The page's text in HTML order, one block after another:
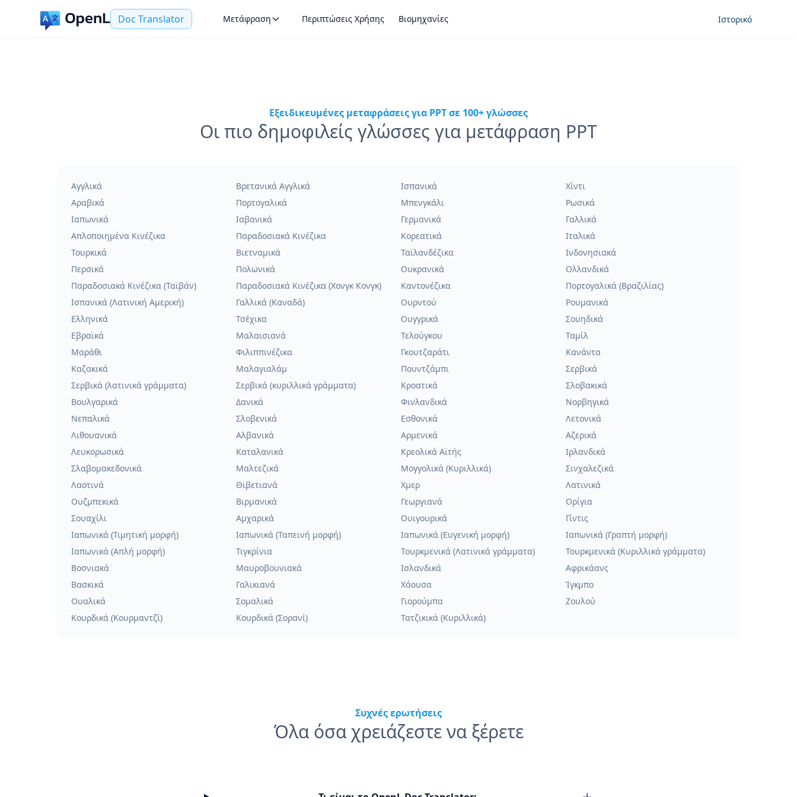
Doc Translator Μετάφραση Περιπτώσεις Χρήσης Βιομηχανίες Ιστορικό
Εξειδικευμένες μεταφράσεις για PPT σε 100+ γλώσσες
Οι πιο δημοφιλείς γλώσσες για μετάφραση PPT
Αγγλικά Βρετανικά Αγγλικά Ισπανικά
Χίντι
Αραβικά
Πορτογαλικά Μπενγκάλι
Ρωσικά
Ιαπωνικά
Ιαβανικά Γερμανικά
Γαλλικά
Απλοποιημένα Κινέζικα
Παραδοσιακά Κινέζικα Κορεατικά
Ιταλικά
Τουρκικά
Βιετναμικά Ταϊλανδέζικα
Ινδονησιακά
Περσικά
Πολωνικά Ουκρανικά
Ολλανδικά
Παραδοσιακά Κινέζικα (Ταϊβάν)
Παραδοσιακά Κινέζικα (Χονγκ Κονγκ) Καντονέζικα
Πορτογαλικά (Βραζιλίας)
Ισπανικά (Λατινική Αμερική)
Γαλλικά (Καναδά) Ουρντού
Ρουμανικά
Ελληνικά
Τσέχικα Ουγγρικά
Σουηδικά
Εβραϊκά
Μαλαισιανά Τελούγκου
Ταμίλ
Μαράθι
Φιλιππινέζικα Γκουτζαράτι
Κανάντα
Καζακικά
Μαλαγιαλάμ Πουντζάμπι
Σερβικά
Σερβικά (λατινικά γράμματα)
Σερβικά (κυριλλικά γράμματα) Κροατικά
Σλοβακικά
Βουλγαρικά
Δανικά Φινλανδικά
Νορβηγικά
Νεπαλικά
Σλοβενικά Εσθονικά
Λετονικά
Λιθουανικά
Αλβανικά Αρμενικά
Αζερικά
Λευκορωσικά
Καταλανικά Κρεολικά Αϊτής
Ιρλανδικά
Σλαβομακεδονικά
Μαλτεζικά Μογγολικά (Κυριλλικά)
Σινχαλεζικά
Λαοτινά
Θιβετιανά Χμερ
Λατινικά
Ουζμπεκικά
Βιρμανικά Γεωργιανά
Ορίγια
Σουαχίλι
Αμχαρικά Ουιγουρικά
Γίντις
Ιαπωνικά (Τιμητική μορφή)
Ιαπωνικά (Ταπεινή μορφή) Ιαπωνικά (Ευγενική μορφή)
Ιαπωνικά (Γραπτή μορφή)
Ιαπωνικά (Απλή μορφή)
Τιγκρίνια Τουρκμενικά (Λατινικά γράμματα)
Τουρκμενικά (Κυριλλικά γράμματα)
Βοσνιακά
Μαυροβουνιακά Ισλανδικά
Αφρικάανς
Βασκικά
Γαλικιανά Χάουσα
Ίγκμπο
Ουαλικά
Σομαλικά Γιορούμπα
Ζουλού
Κουρδικά (Κουρμαντζί)
Κουρδικά (Σορανί) Τατζικικά (Κυριλλικά)
Συχνές ερωτήσεις
Όλα όσα χρειάζεστε να ξέρετε